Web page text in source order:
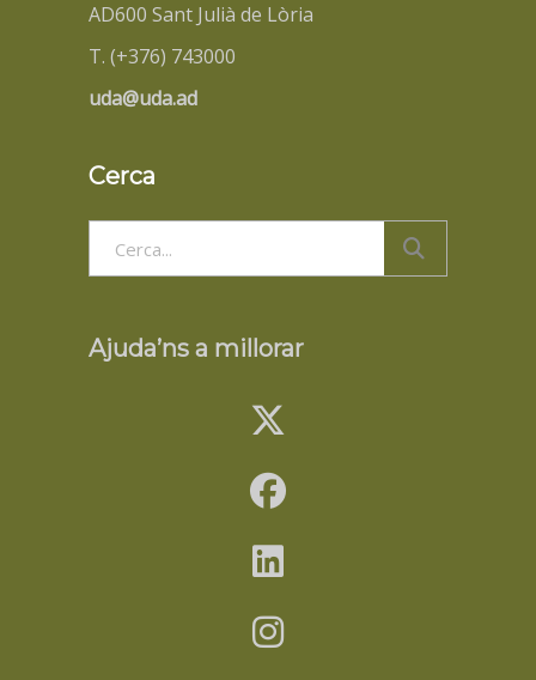
AD600 Sant Julià de Lòria
T. (+376) 743000
uda@uda.ad
Cerca
Ajuda’ns a millorar